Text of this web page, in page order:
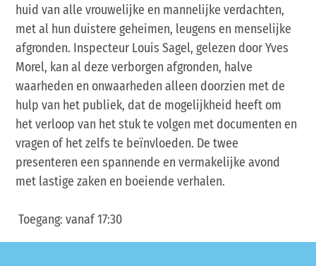
huid van alle vrouwelijke en mannelijke verdachten,
met al hun duistere geheimen, leugens en menselijke
afgronden. Inspecteur Louis Sagel, gelezen door Yves
Morel, kan al deze verborgen afgronden, halve
waarheden en onwaarheden alleen doorzien met de
hulp van het publiek, dat de mogelijkheid heeft om
het verloop van het stuk te volgen met documenten en
vragen of het zelfs te beïnvloeden. De twee
presenteren een spannende en vermakelijke avond
met lastige zaken en boeiende verhalen.
Toegang: vanaf 17:30